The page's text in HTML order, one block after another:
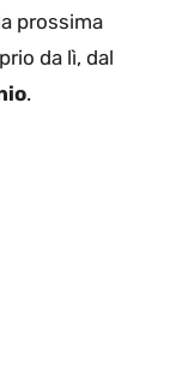
prossima
da lì, dal
.